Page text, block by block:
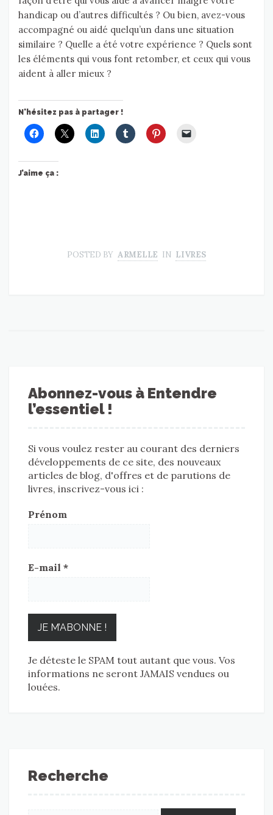
handicap ou d’autres difficultés ? Ou bien, avez-vous
accompagné ou aidé quelqu’un dans une situation
similaire ? Quelle a été votre expérience ? Quels sont
les éléments qui vous font retomber, et ceux qui vous
aident à aller mieux ?
N'hésitez pas à partager !
J’aime ça :
POSTED BY ARMELLE IN LIVRES
Abonnez-vous à Entendre
l’essentiel !
Si vous voulez rester au courant des derniers
développements de ce site, des nouveaux
articles de blog, d'offres et de parutions de
livres, inscrivez-vous ici :
Prénom
E-mail *
Je déteste le SPAM tout autant que vous. Vos
informations ne seront JAMAIS vendues ou
louées.
Recherche